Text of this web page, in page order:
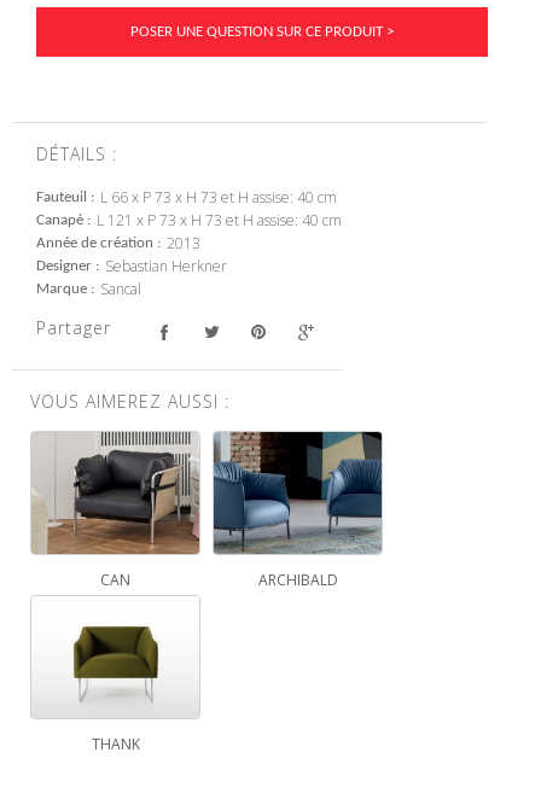
POSER UNE QUESTION SUR CE PRODUIT >
DÉTAILS :
Fauteuil L 66 x P 73 x H 73 et H assise: 40 cm
Canapé L 121 x P 73 x H 73 et H assise: 40 cm
Année de création 2013
Designer Sebastian Herkner
Marque Sancal
Partager
VOUS AIMEREZ AUSSI :
CAN ARCHIBALD
THANK